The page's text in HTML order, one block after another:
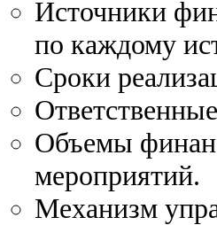
Источники
по каждому
Сроки
Объемы
мероприятий.
Механизм